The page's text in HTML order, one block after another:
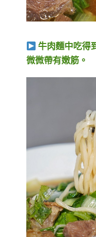
牛肉麵中吃得
微微帶有嫩筋。